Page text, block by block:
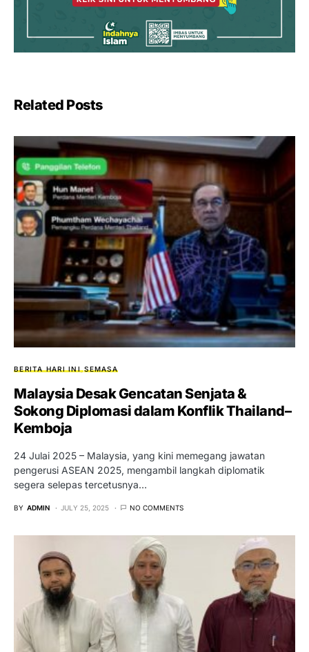
Related Posts
BERITA HARI INI SEMASA
Malaysia Desak Gencatan Senjata &
Sokong Diplomasi dalam Konflik Thailand–
Kemboja
24 Julai 2025 – Malaysia, yang kini memegang jawatan
pengerusi ASEAN 2025, mengambil langkah diplomatik
segera selepas tercetusnya…
BY ADMIN JULY 25, 2025 NO COMMENTS